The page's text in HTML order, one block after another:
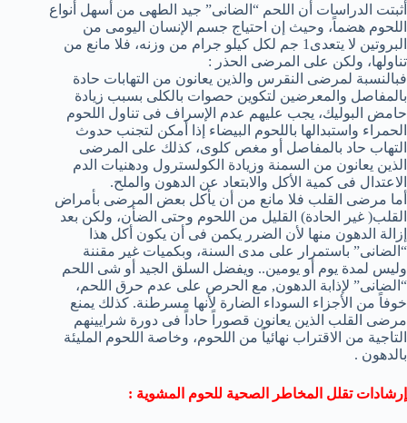
أثبتت الدراسات أن اللحم “الضانى” جيد الطهى من أسهل أنواع
اللحوم هضماً، وحيث إن احتياج جسم الإنسان اليومى من
البروتين لا يتعدى‏1‏ جم لكل كيلو جرام من وزنه، فلا مانع من
تناولها، ولكن على المرضى الحذر :
فبالنسبة لمرضى النقرس والذين يعانون من التهابات حادة
بالمفاصل والمعرضين لتكوين حصوات بالكلى بسبب زيادة
حامض البوليك، يجب عليهم عدم الإسراف فى تناول اللحوم
الحمراء واستبدالها باللحوم البيضاء إذا أمكن لتجنب حدوث
التهاب حاد بالمفاصل أو مغص كلوى، ‏كذلك على المرضى
الذين يعانون من السمنة وزيادة الكولسترول ودهنيات الدم
الاعتدال فى كمية الأكل والابتعاد عن الدهون والملح.
أما مرضى القلب فلا مانع من أن يأكل بعض المرضى بأمراض
القلب‏(‏ غير الحادة‏)‏ القليل من اللحوم وحتى الضأن، ولكن بعد
إزالة الدهون منها لأن الضرر يكمن فى أن يكون أكل هذا
“الضانى” باستمرار على مدى السنة، وبكميات غير مقننة‏
وليس لمدة يوم أو يومين..‏ ويفضل السلق الجيد أو شى اللحم
“الضانى” لإذابة الدهون‏,‏ مع الحرص على عدم حرق اللحم،
خوفاً من الأجزاء السوداء الضارة لأنها مسرطنة. كذلك يمنع
مرضى القلب الذين يعانون قصوراً حاداً فى دورة شرايينهم
التاجية من الاقتراب نهائياً من اللحوم، وخاصة اللحوم المليئة
بالدهون .
إرشادات تقلل المخاطر الصحية للحوم المشوية :